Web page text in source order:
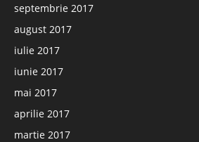
septembrie 2017
august 2017
iulie 2017
iunie 2017
mai 2017
aprilie 2017
martie 2017